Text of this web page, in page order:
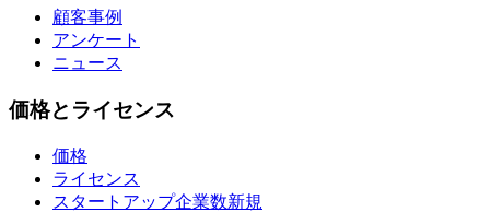
顧客事例
アンケート
ニュース
価格とライセンス
価格
ライセンス
スタートアップ企業数新規